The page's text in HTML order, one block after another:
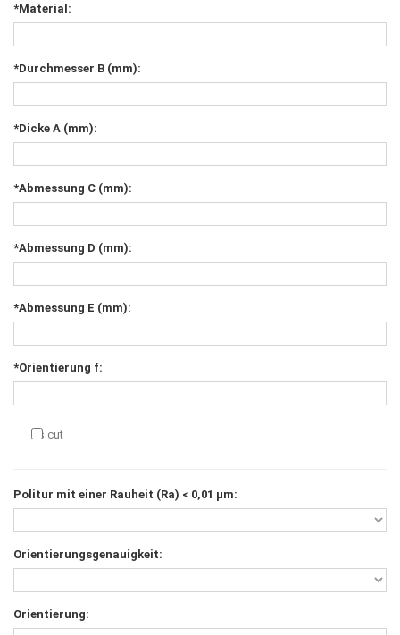
*Material:
*Durchmesser B (mm):
*Dicke A (mm):
*Abmessung C (mm):
*Abmessung D (mm):
*Abmessung E (mm):
*Orientierung f:
As cut
Politur mit einer Rauheit (Ra) < 0,01 μm:
Orientierungsgenauigkeit:
Orientierung: